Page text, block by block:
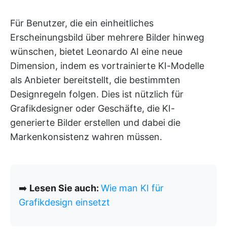
Für Benutzer, die ein einheitliches
Erscheinungsbild über mehrere Bilder hinweg
wünschen, bietet Leonardo AI eine neue
Dimension, indem es vortrainierte KI-Modelle
als Anbieter bereitstellt, die bestimmten
Designregeln folgen. Dies ist nützlich für
Grafikdesigner oder Geschäfte, die KI-
generierte Bilder erstellen und dabei die
Markenkonsistenz wahren müssen.
➡️ Lesen Sie auch: Wie man KI für
Grafikdesign einsetzt